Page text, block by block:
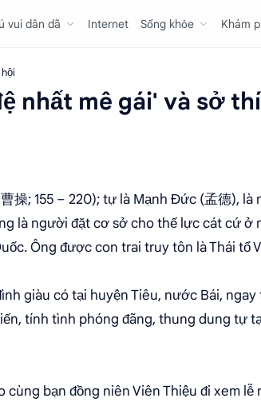
vui dân dã Internet Sống khỏe Khám
nhất mê gái' và sở
操; 155 – 220); tự là Mạnh Đức (孟德),
là người đặt cơ sở cho thế lực cát cứ ở
Ông được con trai truy tôn là Thái tổ
giàu có tại huyện Tiêu, nước Bái,
tính tình phóng đãng, thung dung tự
cùng bạn đồng niên Viên Thiệu đi xem